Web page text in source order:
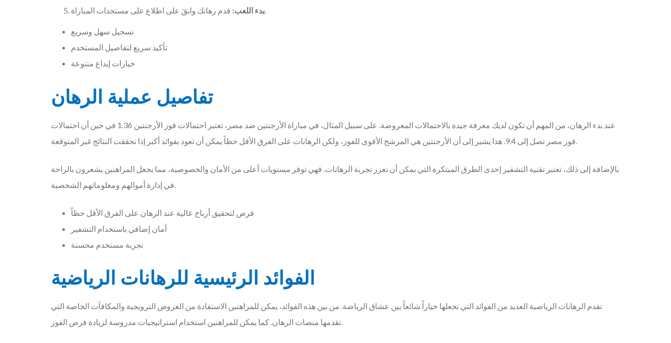
بدء اللعب:قدم رهانك وابقَ على اطلاع على مستجدات المباراة.
تسجيل سهل وسريع
تأكيد سريع لتفاصيل المستخدم
خيارات إيداع متنوعة
تفاصيل عملية الرهان
عند بدء الرهان، من المهم أن تكون لديك معرفة جيدة بالاحتمالات المعروضة. على سبيل المثال، في مباراة الأرجنتين ضد مصر، تعتبر احتمالات فوز الأرجنتين 1.36 في حين أن احتمالات
فوز مصر تصل إلى 9.4. هذا يشير إلى أن الأرجنتين هي المرشح الأقوى للفوز، ولكن الرهانات على الفرق الأقل حظاً يمكن أن تعود بفوائد أكبر إذا تحققت النتائج غير المتوقعة.
بالإضافة إلى ذلك، تعتبر تقنية التشفير إحدى الطرق المبتكرة التي يمكن أن تعزز تجربة الرهانات. فهي توفر مستويات أعلى من الأمان والخصوصية، مما يجعل المراهنين يشعرون بالراحة
في إدارة أموالهم ومعلوماتهم الشخصية.
فرص لتحقيق أرباح عالية عند الرهان على الفرق الأقل حظاً
أمان إضافي باستخدام التشفير
تجربة مستخدم محسنة
الفوائد الرئيسية للرهانات الرياضية
تقدم الرهانات الرياضية العديد من الفوائد التي تجعلها خياراً شائعاً بين عشاق الرياضة. من بين هذه الفوائد، يمكن للمراهنين الاستفادة من العروض الترويجية والمكافآت الخاصة التي
تقدمها منصات الرهان. كما يمكن للمراهنين استخدام استراتيجيات مدروسة لزيادة فرص الفوز.